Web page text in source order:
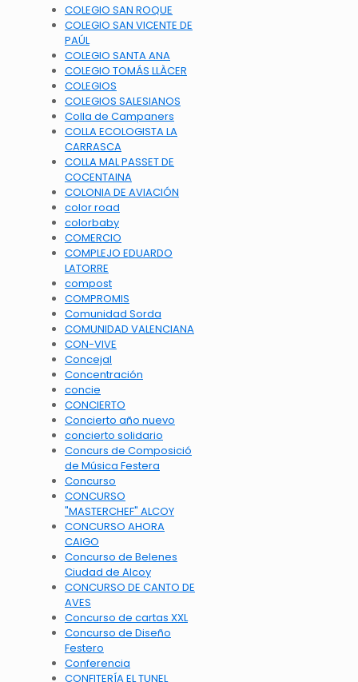
COLEGIO SAN ROQUE
COLEGIO SAN VICENTE DE
PAÚL
COLEGIO SANTA ANA
COLEGIO TOMÁS LLÀCER
COLEGIOS
COLEGIOS SALESIANOS
Colla de Campaners
COLLA ECOLOGISTA LA
CARRASCA
COLLA MAL PASSET DE
COCENTAINA
COLONIA DE AVIACIÓN
color road
colorbaby
COMERCIO
COMPLEJO EDUARDO
LATORRE
compost
COMPROMIS
Comunidad Sorda
COMUNIDAD VALENCIANA
CON-VIVE
Concejal
Concentración
concie
CONCIERTO
Concierto año nuevo
concierto solidario
Concurs de Composició
de Música Festera
Concurso
CONCURSO
"MASTERCHEF" ALCOY
CONCURSO AHORA
CAIGO
Concurso de Belenes
Ciudad de Alcoy
CONCURSO DE CANTO DE
AVES
Concurso de cartas XXL
Concurso de Diseño
Festero
Conferencia
CONFITERÍA EL TUNEL